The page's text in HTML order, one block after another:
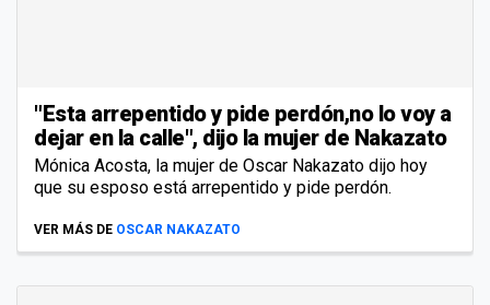
"Esta arrepentido y pide perdón,no lo voy a
dejar en la calle", dijo la mujer de Nakazato
Mónica Acosta, la mujer de Oscar Nakazato dijo hoy
que su esposo está arrepentido y pide perdón.
VER MÁS DE OSCAR NAKAZATO